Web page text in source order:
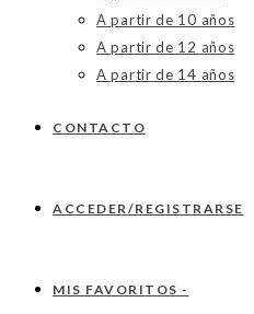
A partir de 10 años
A partir de 12 años
A partir de 14 años
CONTACTO
ACCEDER/REGISTRARSE
MIS FAVORITOS -